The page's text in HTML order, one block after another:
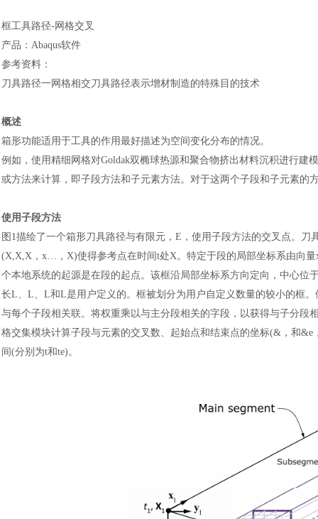
框工具路径-网格交叉
产品 ： Abaqus软件
参考资料 ：
刀具路径一网格相交刀具路径表示增材制造的特殊目的技术
概述
箱形功能适用于工具的作用最好描述为空间变化分布的情况。
例如，使用精细网格对Goldak双椭球热源和聚合物挤出材料沉积进行建
或方法来计算，即子段方法和子元素方法。对于这两个子段和子元素
使用子段方法
图 1描绘了一个箱形刀具路径与有限元，E，使用子段方法的交叉点。
(X,X,X，x…，X)使得参考点在时间t处X。特定于段的局部坐标系由向
个本地系统的起源是在段的起点。该框沿局部坐标系方向定向，中心
长L、L、L和L是用户定义的。框被划分为用户自定义数量的较小的框
与每个子段相关联。将权重乘以与主分段相关的字段，以获得与子分
格交集模块计算子段与元素的交叉数、起始点和结束点的坐标(&，和
间(分别为t和te)。